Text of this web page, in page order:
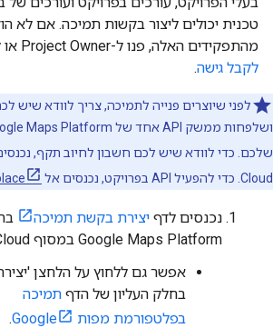
טכנית יכולים ליצור בקשות תמיכה. אם לא
מהתפקידים האלה, פנו ל-Project Owner או לאדמין הארגוני כדי
לקבל גישה.
לפני שיוצרים פנייה לתמיכה, צריך לוודא שיש
שלכם. כדי לוודא שיש לכם חשבון לחיוב תקף,
Cloud. כדי להפעיל API בפרויקט, נכנסים אל
נכנסים לדף יצירת בקשת תמיכה
Google Maps Platform במסוף Cloud.
אפשר גם ללחוץ על הלחצן
בחלק העליון של הדף תמיכה
בפלטפורמת מפות Google
.